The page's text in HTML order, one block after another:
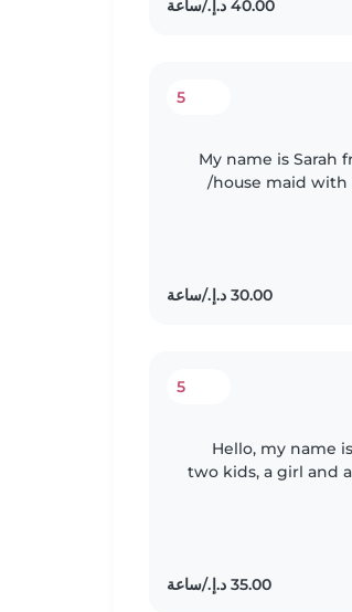
5
My name is Sarah
/house maid with
5
Hello, my name
two kids, a girl and